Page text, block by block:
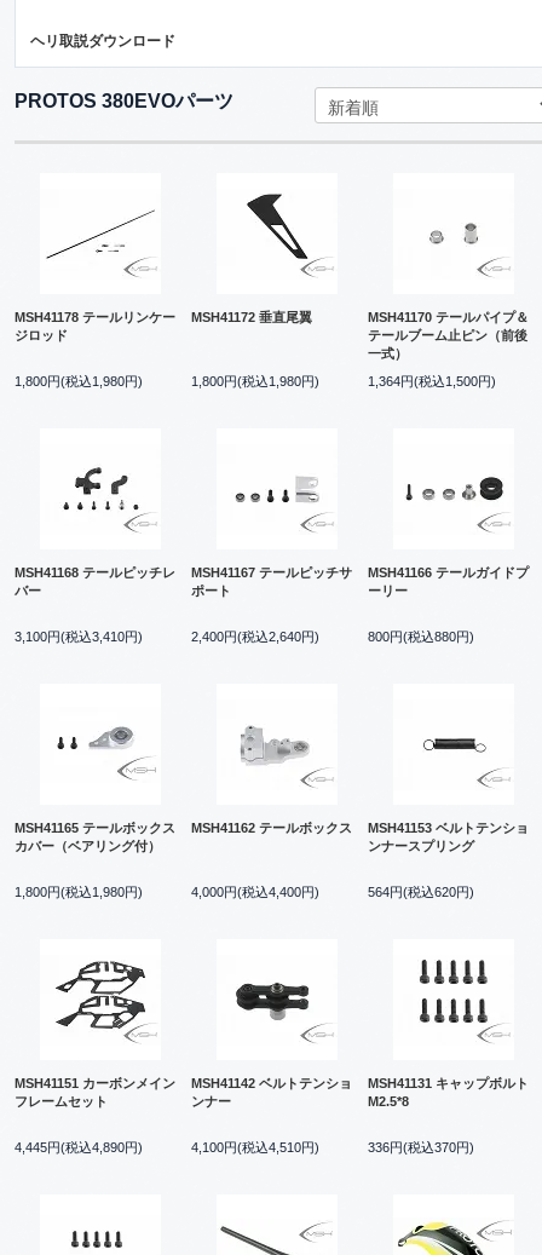
ヘリ取説ダウンロード
PROTOS 380EVOパーツ
MSH41178 テールリンケー
ジロッド
1,800円(税込1,980円)
MSH41172 垂直尾翼
1,800円(税込1,980円)
MSH41170 テールパイプ＆
テールブーム止ピン（前後
一式）
1,364円(税込1,500円)
MSH41168 テールピッチレ
バー
3,100円(税込3,410円)
MSH41167 テールピッチサ
ポート
2,400円(税込2,640円)
MSH41166 テールガイドプ
ーリー
800円(税込880円)
MSH41165 テールボックス
カバー（ベアリング付）
1,800円(税込1,980円)
MSH41162 テールボックス
4,000円(税込4,400円)
MSH41153 ベルトテンショ
ンナースプリング
564円(税込620円)
MSH41151 カーボンメイン
フレームセット
4,445円(税込4,890円)
MSH41142 ベルトテンショ
ンナー
4,100円(税込4,510円)
MSH41131 キャップボルト
M2.5*8
336円(税込370円)